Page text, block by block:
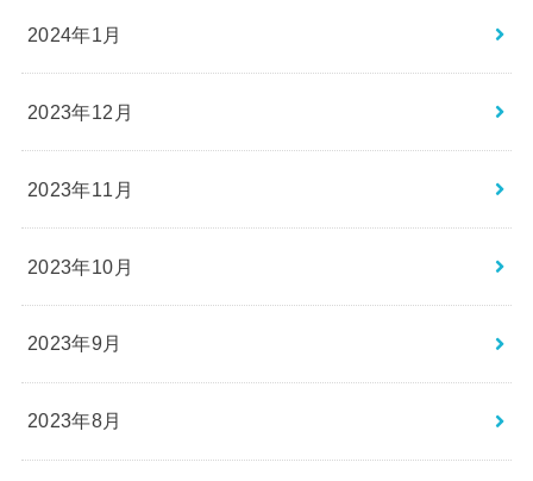
2024年1月
2023年12月
2023年11月
2023年10月
2023年9月
2023年8月